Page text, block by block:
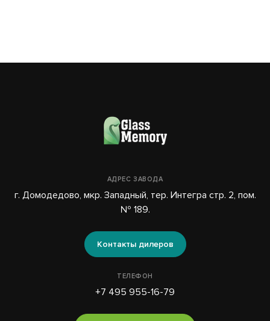
АДРЕС ЗАВОДА
г. Домодедово, мкр. Западный, тер. Интегра стр. 2, пом.
№ 189.
Контакты дилеров
ТЕЛЕФОН
+7 495 955-16-79